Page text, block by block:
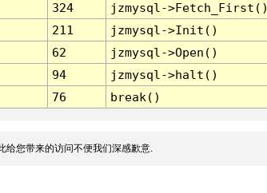
324
jzmysql-
211
jzmysql->Init()
62
jzmysql->Open()
94
jzmysql->halt()
76 break()
您带来的访问不便我们深感歉意.